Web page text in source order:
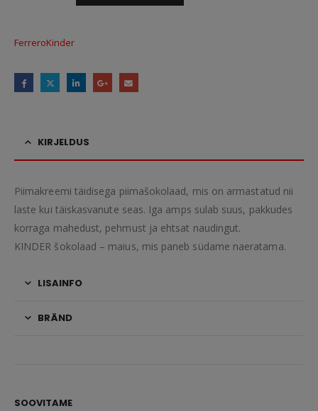
FerreroKinder
KIRJELDUS
Piimakreemi täidisega piimašokolaad, mis on armastatud nii
laste kui täiskasvanute seas. Iga amps sulab suus, pakkudes
korraga mahedust, pehmust ja ehtsat naudingut.
KINDER šokolaad – maius, mis paneb südame naeratama.
LISAINFO
BRÄND
SOOVITAME